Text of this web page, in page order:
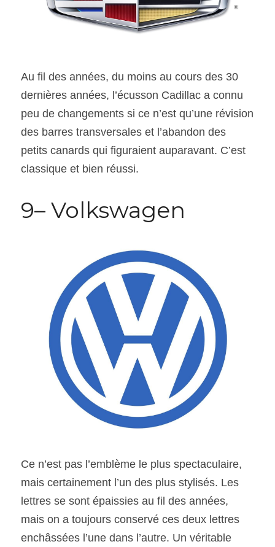
Au fil des années, du moins au cours des 30
dernières années, l’écusson Cadillac a connu
peu de changements si ce n’est qu’une révision
des barres transversales et l’abandon des
petits canards qui figuraient auparavant. C’est
classique et bien réussi.
9– Volkswagen
Ce n’est pas l’emblème le plus spectaculaire,
mais certainement l’un des plus stylisés. Les
lettres se sont épaissies au fil des années,
mais on a toujours conservé ces deux lettres
enchâssées l’une dans l’autre. Un véritable